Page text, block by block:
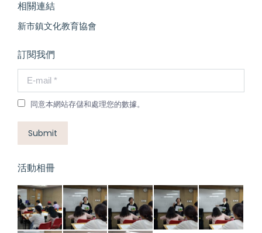
相關連結
新市鎮文化教育協會
訂閱我們
同意本網站存儲和處理您的數據。
Submit
活動相冊